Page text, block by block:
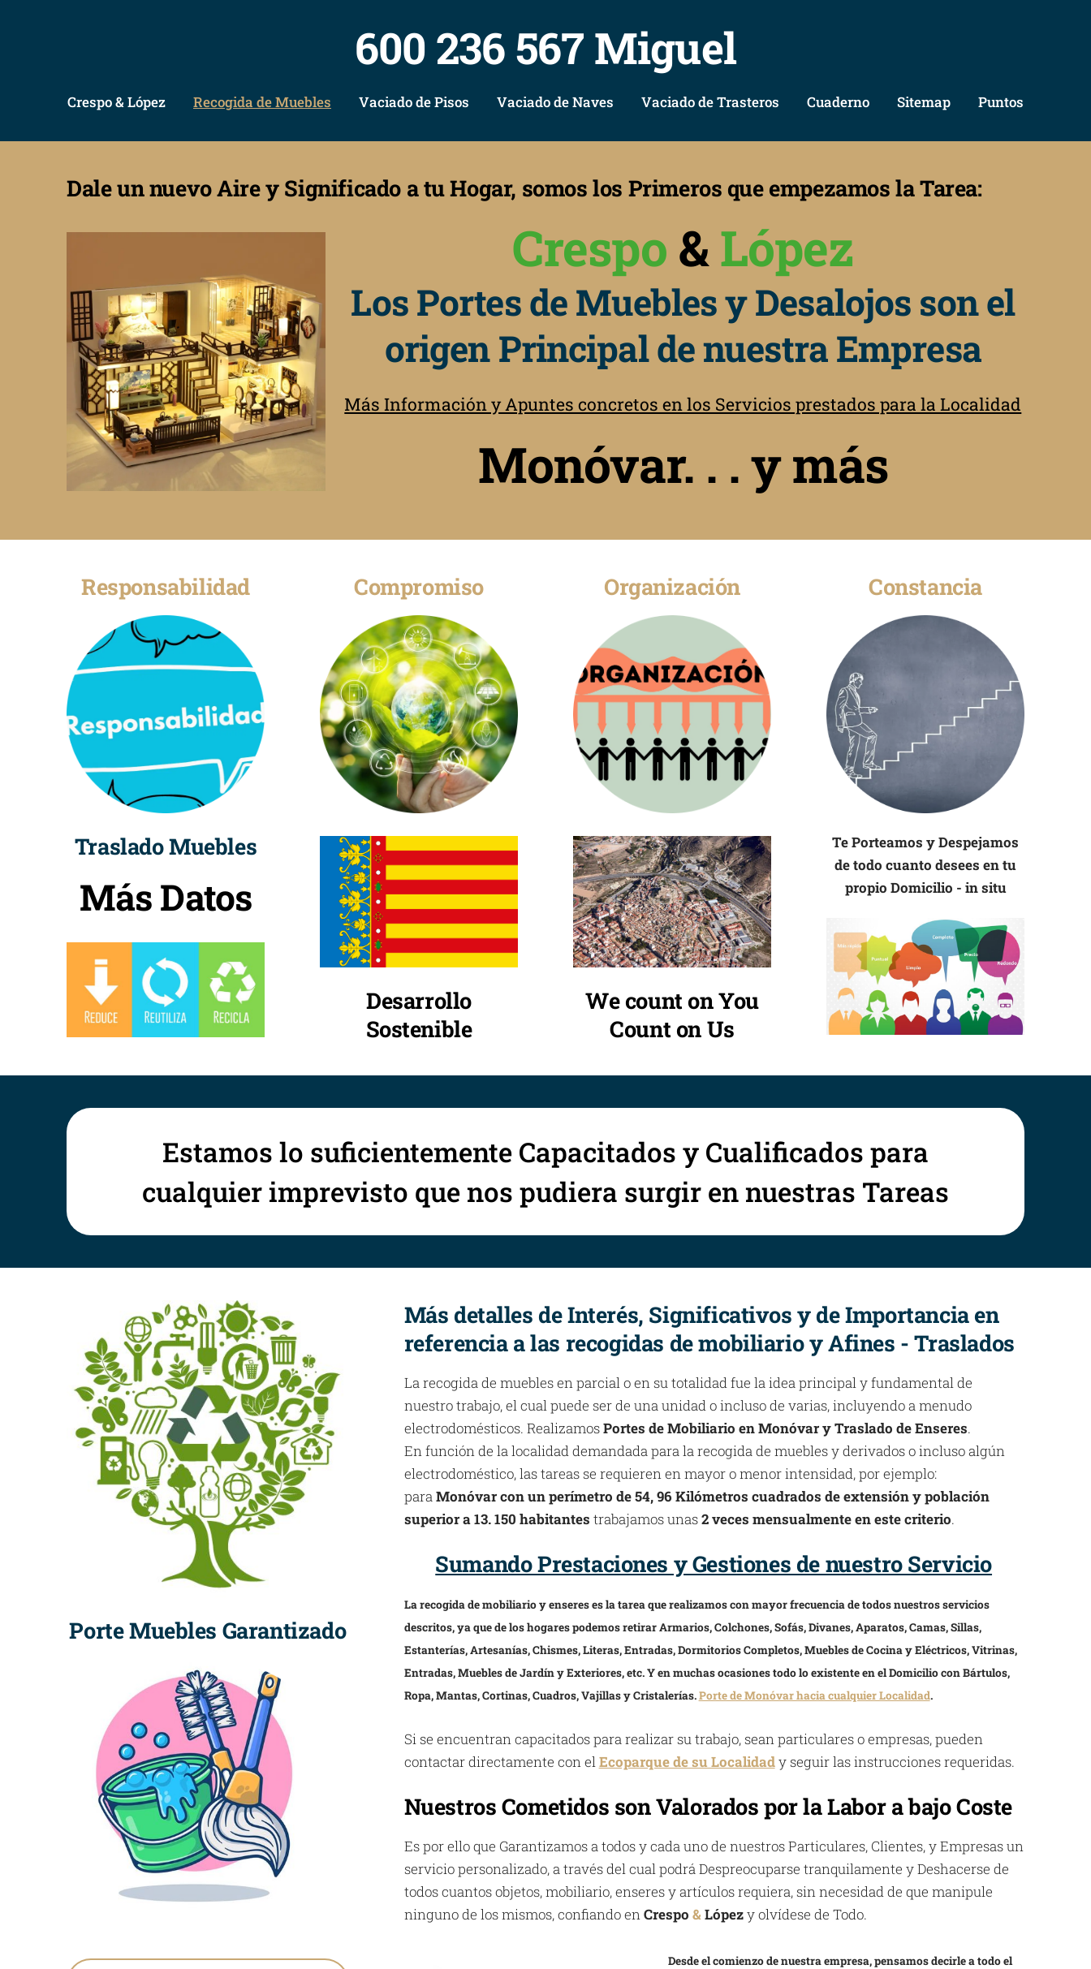
600 236 567 Miguel
Crespo & López Recogida de Muebles Vaciado de Pisos Vaciado de Naves Vaciado de Trasteros Cuaderno Sitemap Puntos
Dale un nuevo Aire y Significado a tu Hogar, somos los Primeros que empezamos la Tarea:
Crespo &López
Los Portes de Muebles y Desalojos son el
origen Principal de nuestra Empresa
Más Información y Apuntes concretos en los Servicios prestados para la Localidad
Monóvar. . . y más
Responsabilidad
Traslado Muebles
Más Datos
Compromiso
Desarrollo
Sostenible
Organización
We count on You
Count on Us
Constancia
Te Porteamos y Despejamos
de todo cuanto desees en tu
propio Domicilio - in situ
Estamos lo suficientemente Capacitados y Cualificados para
cualquier imprevisto que nos pudiera surgir en nuestras Tareas
Porte Muebles Garantizado
Más detalles de Interés, Significativos y de Importancia en
referencia a las recogidas de mobiliario y Afines - Traslados
La recogida de muebles en parcial o en su totalidad fue la idea principal y fundamental de
nuestro trabajo, el cual puede ser de una unidad o incluso de varias, incluyendo a menudo
electrodomésticos. RealizamosPortes de Mobiliario en Monóvar y Traslado de Enseres.
En función de la localidad demandada para la recogida de muebles y derivados o incluso algún
electrodoméstico, las tareas se requieren en mayor o menor intensidad, por ejemplo:
paraMonóvar con un perímetro de 54, 96 Kilómetros cuadrados de extensión y población
superior a 13. 150 habitantes trabajamos unas2 veces mensualmente en este criterio.
Sumando Prestaciones y Gestiones de nuestro Servicio
La recogida de mobiliario y enseres es la tarea que realizamos con mayor frecuencia de todos nuestros servicios
descritos, ya que de los hogares podemos retirar Armarios, Colchones, Sofás, Divanes, Aparatos, Camas, Sillas,
Estanterías, Artesanías, Chismes, Literas, Entradas, Dormitorios Completos, Muebles de Cocina y Eléctricos, Vitrinas,
Entradas, Muebles de Jardín y Exteriores, etc. Y en muchas ocasiones todo lo existente en el Domicilio con Bártulos,
Ropa, Mantas, Cortinas, Cuadros, Vajillas y Cristalerías.Porte de Monóvar hacia cualquier Localidad.
Si se encuentran capacitados para realizar su trabajo, sean particulares o empresas, pueden
contactar directamente con elEcoparque de su Localidady seguir las instrucciones requeridas.
Nuestros Cometidos son Valorados por la Labor a bajo Coste
Es por ello que Garantizamos a todos y cada uno de nuestros Particulares, Clientes, y Empresas un
servicio personalizado, a través del cual podrá Despreocuparse tranquilamente y Deshacerse de
todos cuantos objetos, mobiliario, enseres y artículos requiera, sin necesidad de que manipule
ninguno de los mismos, confiando enCrespo &Lópezy olvídese de Todo.
Desde el comienzo de nuestra empresa, pensamos decirle a todo el